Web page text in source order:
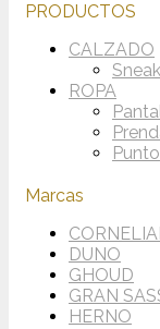
PRODUCTOS
CALZADO
ROPA
Punto
Marcas
DUNO
GHOUD
GRAN
HERNO